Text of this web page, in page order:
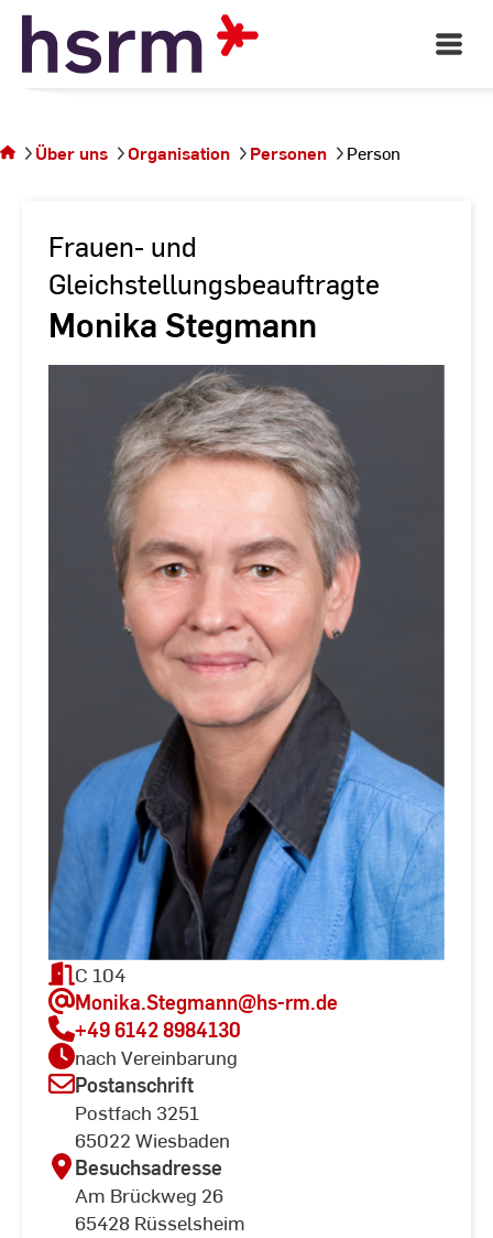
Skip
Content
Open
Main
sich auf
der
Über uns Organisation Personen Person
Frauen- und
Gleichstellungsbeauftragte
Monika Stegmann
C 104
Monika.Stegmann@hs-rm.de
+49 6142 8984130
nach Vereinbarung
Postanschrift
Postfach 3251
65022 Wiesbaden
Besuchsadresse
Am Brückweg 26
65428 Rüsselsheim